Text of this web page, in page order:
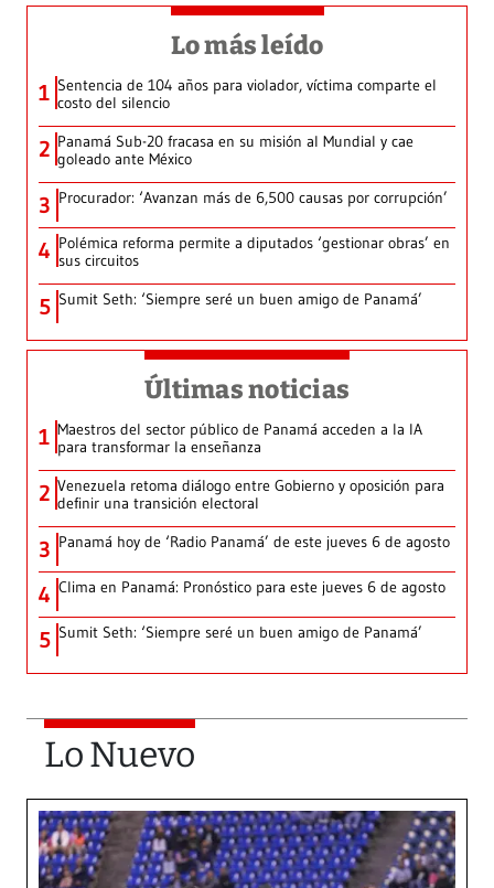
Lo más leído
1 Sentencia de 104 años para violador, víctima comparte el
costo del silencio
2 Panamá Sub-20 fracasa en su misión al Mundial y cae
goleado ante México
3 Procurador: ‘Avanzan más de 6,500 causas por corrupción’
4 Polémica reforma permite a diputados ‘gestionar obras’ en
sus circuitos
5 Sumit Seth: ‘Siempre seré un buen amigo de Panamá’
Últimas noticias
1 Maestros del sector público de Panamá acceden a la IA
para transformar la enseñanza
2 Venezuela retoma diálogo entre Gobierno y oposición para
definir una transición electoral
3 Panamá hoy de ‘Radio Panamá’ de este jueves 6 de agosto
4 Clima en Panamá: Pronóstico para este jueves 6 de agosto
5 Sumit Seth: ‘Siempre seré un buen amigo de Panamá’
Lo Nuevo